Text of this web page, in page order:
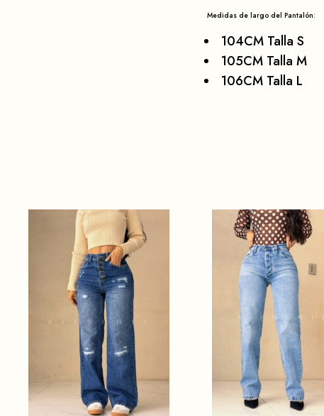
Medidas de largo del Pantalón:
104CM Talla S
105CM Talla M
106CM Talla L